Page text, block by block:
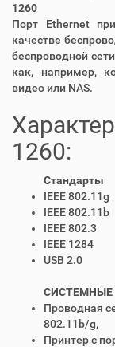
1260
Порт Ethernet
качестве
беспроводной
как, например,
видео или NAS.
1260:
Стандарты
IEEE 802.11g
IEEE 802.11b
IEEE 802.3
IEEE 1284
USB 2.0
СИСТЕМНЫЕ
Проводная
802.11b/g,
Принтер с